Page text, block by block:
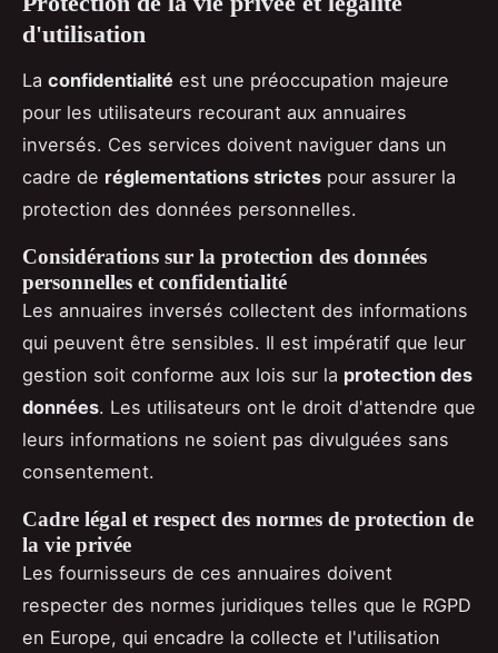
d'utilisation
La confidentialité est une préoccupation majeure
pour les utilisateurs recourant aux annuaires
inversés. Ces services doivent naviguer dans un
cadre de réglementations strictes pour assurer la
protection des données personnelles.
Considérations sur la protection des données
personnelles et confidentialité
Les annuaires inversés collectent des informations
qui peuvent être sensibles. Il est impératif que leur
gestion soit conforme aux lois sur la protection des
données. Les utilisateurs ont le droit d'attendre que
leurs informations ne soient pas divulguées sans
consentement.
Cadre légal et respect des normes de protection de
la vie privée
Les fournisseurs de ces annuaires doivent
respecter des normes juridiques telles que le RGPD
en Europe, qui encadre la collecte et l'utilisation